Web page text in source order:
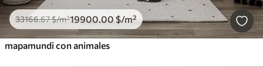
33166.67$/m²19900.00 $/m²
mapamundi con animales